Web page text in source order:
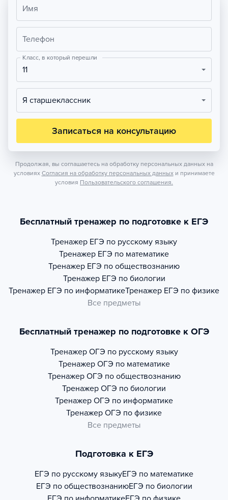
Имя
Телефон
Класс, в который перешли
11
Я старшеклассник
Записаться на консультацию
Продолжая, вы соглашаетесь на обработку персональных данных на
условиях Согласия на обработку персональных данных и принимаете
условия Пользовательского соглашения.
Бесплатный тренажер по подготовке к ЕГЭ
Тренажер ЕГЭ по русскому языку
Тренажер ЕГЭ по математике
Тренажер ЕГЭ по обществознанию
Тренажер ЕГЭ по биологии
Тренажер ЕГЭ по информатикеТренажер ЕГЭ по физике
Все предметы
Бесплатный тренажер по подготовке к ОГЭ
Тренажер ОГЭ по русскому языку
Тренажер ОГЭ по математике
Тренажер ОГЭ по обществознанию
Тренажер ОГЭ по биологии
Тренажер ОГЭ по информатике
Тренажер ОГЭ по физике
Все предметы
Подготовка к ЕГЭ
ЕГЭ по русскому языкуЕГЭ по математике
ЕГЭ по обществознаниюЕГЭ по биологии